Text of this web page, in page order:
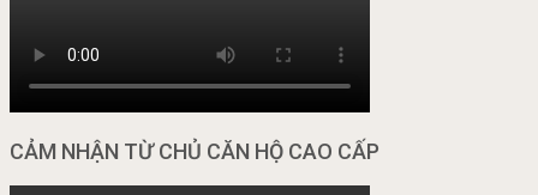
CẢM NHẬN TỪ CHỦ CĂN HỘ CAO CẤP